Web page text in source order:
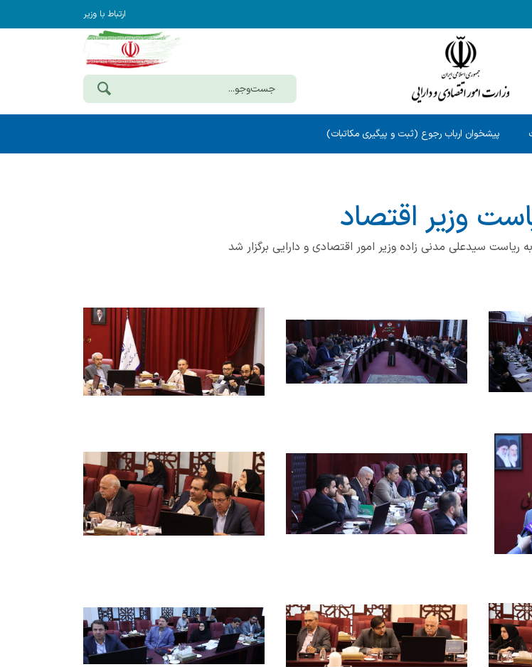
ارتباط با وزیر
پیشخوان ارباب رجوع (ثبت و پیگیری مکاتبات)
وزیر اقتصاد
سیدعلی مدنی زاده وزیر امور اقتصادی و دارایی برگزار شد